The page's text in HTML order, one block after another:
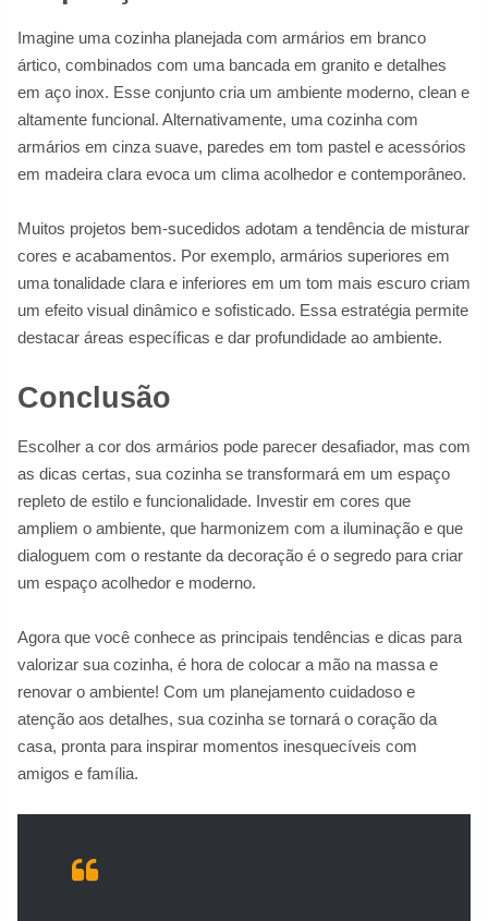
Imagine uma cozinha planejada com armários em branco
ártico, combinados com uma bancada em granito e detalhes
em aço inox. Esse conjunto cria um ambiente moderno, clean e
altamente funcional. Alternativamente, uma cozinha com
armários em cinza suave, paredes em tom pastel e acessórios
em madeira clara evoca um clima acolhedor e contemporâneo.
Muitos projetos bem-sucedidos adotam a tendência de misturar
cores e acabamentos. Por exemplo, armários superiores em
uma tonalidade clara e inferiores em um tom mais escuro criam
um efeito visual dinâmico e sofisticado. Essa estratégia permite
destacar áreas específicas e dar profundidade ao ambiente.
Conclusão
Escolher a cor dos armários pode parecer desafiador, mas com
as dicas certas, sua cozinha se transformará em um espaço
repleto de estilo e funcionalidade. Investir em cores que
ampliem o ambiente, que harmonizem com a iluminação e que
dialoguem com o restante da decoração é o segredo para criar
um espaço acolhedor e moderno.
Agora que você conhece as principais tendências e dicas para
valorizar sua cozinha, é hora de colocar a mão na massa e
renovar o ambiente! Com um planejamento cuidadoso e
atenção aos detalhes, sua cozinha se tornará o coração da
casa, pronta para inspirar momentos inesquecíveis com
amigos e família.